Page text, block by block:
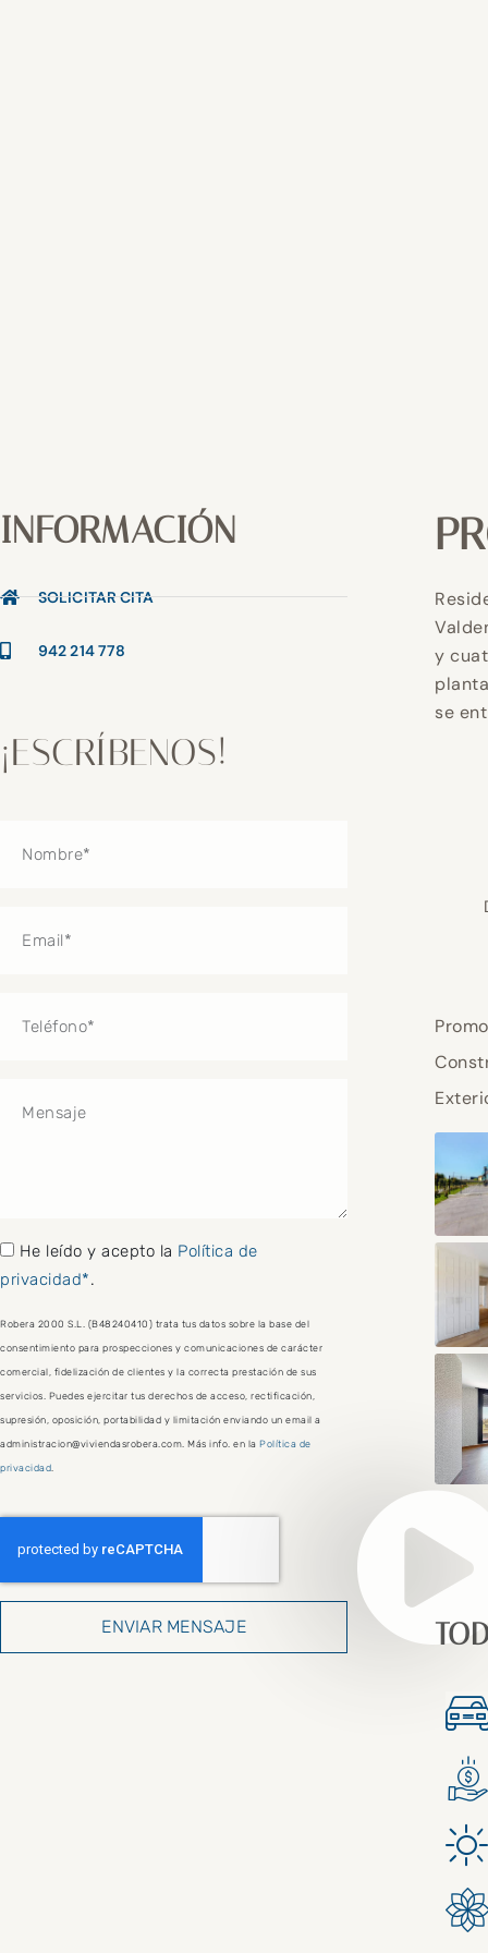
INFORMACIÓN
SOLICITAR CITA
942 214 778
¡ESCRÍBENOS!
He leído y acepto la Política de
privacidad*.
Robera 2000 S.L. (B48240410) trata tus datos sobre la base del
consentimiento para prospecciones y comunicaciones de carácter
comercial, fidelización de clientes y la correcta prestación de sus
servicios. Puedes ejercitar tus derechos de acceso, rectificación,
supresión, oposición, portabilidad y limitación enviando un email a
administracion@viviendasrobera.com. Más info. en la Política de
privacidad
ENVIAR MENSAJE
y
se